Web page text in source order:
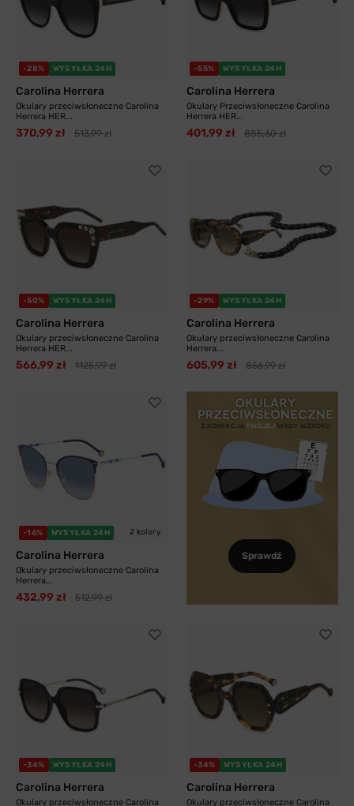
-28% WYSYŁKA 24H
Carolina Herrera
Okulary przeciwsłoneczne Carolina
Herrera HER...
370,99 zł 513,99 zł
-55% WYSYŁKA 24H
Carolina Herrera
Okulary Przeciwsłoneczne Carolina
Herrera HER...
401,99 zł 885,60 zł
-50% WYSYŁKA 24H
Carolina Herrera
Okulary przeciwsłoneczne Carolina
Herrera HER...
566,99 zł 1125,99 zł
-29% WYSYŁKA 24H
Carolina Herrera
Okulary przeciwsłoneczne Carolina
Herrera...
605,99 zł 856,99 zł
-16% WYSYŁKA 24H 2 kolory
Carolina Herrera
Okulary przeciwsłoneczne Carolina
Herrera...
432,99 zł 512,99 zł
Sprawdź
-34% WYSYŁKA 24H
Carolina Herrera
Okulary przeciwsłoneczne Carolina
-34% WYSYŁKA 24H
Carolina Herrera
Okulary przeciwsłoneczne Carolina